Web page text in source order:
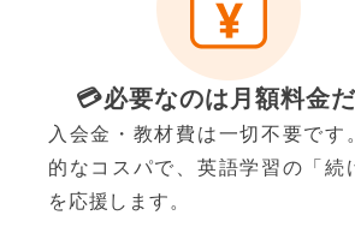
💳️必要なのは月額料金
入会金・教材費は一切不要です
的なコスパで、英語学習の「続
を応援します。